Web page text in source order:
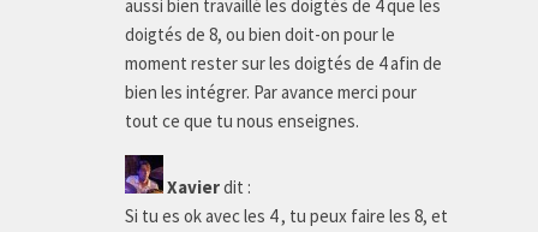
aussi bien travaillé les doigtés de 4 que les
doigtés de 8, ou bien doit-on pour le
moment rester sur les doigtés de 4 afin de
bien les intégrer. Par avance merci pour
tout ce que tu nous enseignes.
Xavierdit :
Si tu es ok avec les 4 , tu peux faire les 8, et